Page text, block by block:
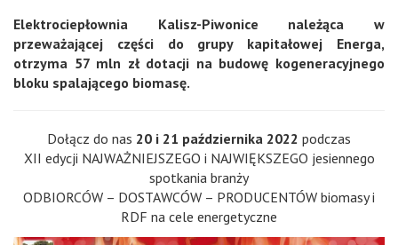
Elektrociepłownia Kalisz-Piwonice należąca w
przeważającej części do grupy kapitałowej Energa,
otrzyma 57 mln zł dotacji na budowę kogeneracyjnego
bloku spalającego biomasę.
Dołącz do nas 20 i 21 października 2022 podczas
XII edycji NAJWAŻNIEJSZEGO i NAJWIĘKSZEGO jesiennego
spotkania branży
ODBIORCÓW – DOSTAWCÓW – PRODUCENTÓW biomasy i
RDF na cele energetyczne